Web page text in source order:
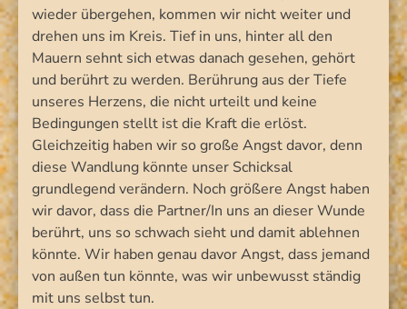
wieder übergehen, kommen wir nicht weiter und
drehen uns im Kreis. Tief in uns, hinter all den
Mauern sehnt sich etwas danach gesehen, gehört
und berührt zu werden. Berührung aus der Tiefe
unseres Herzens, die nicht urteilt und keine
Bedingungen stellt ist die Kraft die erlöst.
Gleichzeitig haben wir so große Angst davor, denn
diese Wandlung könnte unser Schicksal
grundlegend verändern. Noch größere Angst haben
wir davor, dass die Partner/In uns an dieser Wunde
berührt, uns so schwach sieht und damit ablehnen
könnte. Wir haben genau davor Angst, dass jemand
von außen tun könnte, was wir unbewusst ständig
mit uns selbst tun.